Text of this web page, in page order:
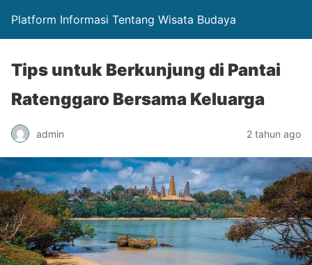
Platform Informasi Tentang Wisata Budaya
Tips untuk Berkunjung di Pantai
Ratenggaro Bersama Keluarga
admin 2 tahun ago